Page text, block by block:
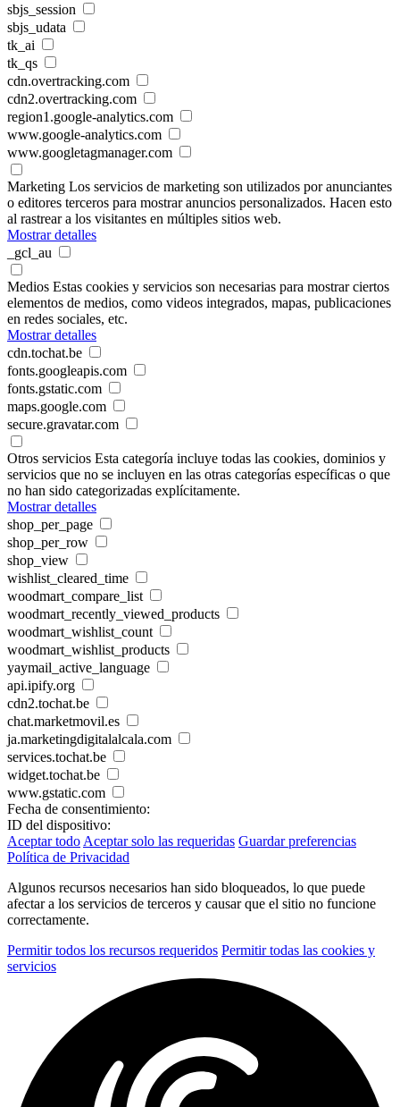
sbjs_session
sbjs_udata
tk_ai
tk_qs
cdn.overtracking.com
cdn2.overtracking.com
region1.google-analytics.com
www.google-analytics.com
www.googletagmanager.com
Marketing Los servicios de marketing son utilizados por anunciantes
o editores terceros para mostrar anuncios personalizados. Hacen esto
al rastrear a los visitantes en múltiples sitios web.
Mostrar detalles
_gcl_au
Medios Estas cookies y servicios son necesarias para mostrar ciertos
elementos de medios, como videos integrados, mapas, publicaciones
en redes sociales, etc.
Mostrar detalles
cdn.tochat.be
fonts.googleapis.com
fonts.gstatic.com
maps.google.com
secure.gravatar.com
Otros servicios Esta categoría incluye todas las cookies, dominios y
servicios que no se incluyen en las otras categorías específicas o que
no han sido categorizadas explícitamente.
Mostrar detalles
shop_per_page
shop_per_row
shop_view
wishlist_cleared_time
woodmart_compare_list
woodmart_recently_viewed_products
woodmart_wishlist_count
woodmart_wishlist_products
yaymail_active_language
api.ipify.org
cdn2.tochat.be
chat.marketmovil.es
ja.marketingdigitalalcala.com
services.tochat.be
widget.tochat.be
www.gstatic.com
Fecha de consentimiento:
ID del dispositivo:
Aceptar todo Aceptar solo las requeridas Guardar preferencias
Política de Privacidad
Algunos recursos necesarios han sido bloqueados, lo que puede
afectar a los servicios de terceros y causar que el sitio no funcione
correctamente.
Permitir todos los recursos requeridos Permitir todas las cookies y
servicios